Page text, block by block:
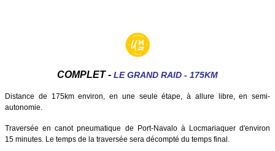
COMPLET - LE GRAND RAID - 175KM
Distance de 175km environ, en une seule étape, à allure libre, en semi-
autonomie.
Traversée en canot pneumatique de Port-Navalo à Locmariaquer d'environ
15 minutes. Le temps de la traversée sera décompté du temps final.